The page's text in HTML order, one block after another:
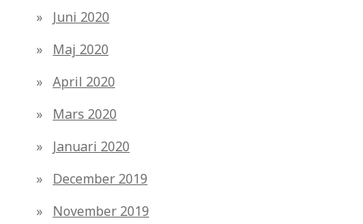
Juni 2020
Maj 2020
April 2020
Mars 2020
Januari 2020
December 2019
November 2019